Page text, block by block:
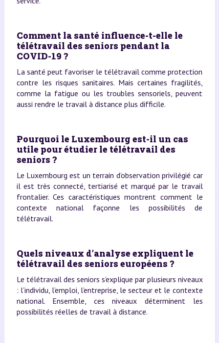
Comment la santé influence-t-elle le
télétravail des seniors pendant la
COVID-19 ?
La santé peut favoriser le télétravail comme protection
contre les risques sanitaires. Mais certaines fragilités,
comme la fatigue ou les troubles sensoriels, peuvent
aussi rendre le travail à distance plus difficile.
Pourquoi le Luxembourg est-il un cas
utile pour étudier le télétravail des
seniors ?
Le Luxembourg est un terrain d’observation privilégié car
il est très connecté, tertiarisé et marqué par le travail
frontalier. Ces caractéristiques montrent comment le
contexte national façonne les possibilités de
télétravail.
Quels niveaux d’analyse expliquent le
télétravail des seniors européens ?
Le télétravail des seniors s’explique par plusieurs niveaux
: l’individu, l’emploi, l’entreprise, le secteur et le contexte
national. Ensemble, ces niveaux déterminent les
possibilités réelles de travail à distance.